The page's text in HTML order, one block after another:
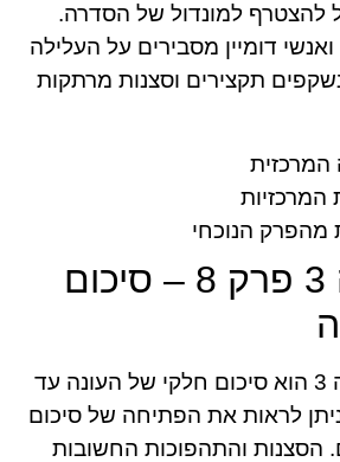
להצטרף למונדול של הסדרה.
דומיין מסבירים על העלילה
תקצירים וסצנות מרתקות
המרכזית
המרכזיות
מהפרק הנוכחי
מנאייכ עונה 3 פרק 8 – סיכום
פרק 8 במנאייכ עונה 3 הוא סיכום חלקי של העונה עד
לראות את הפתיחה של סיכום
הסצנות והתהפוכות החשובות